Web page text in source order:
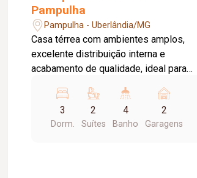
Pampulha
Pampulha - Uberlândia/MG
Casa térrea com ambientes amplos,
excelente distribuição interna e
acabamento de qualidade, ideal para
O imóvel conta com: 03 quartos, sendo
02 suítes; 01 suíte com closet; Sala em
02 ambientes; Cozinha com bancadas
3
Dorm.
2
Suítes
4
Banho
2
Garagens